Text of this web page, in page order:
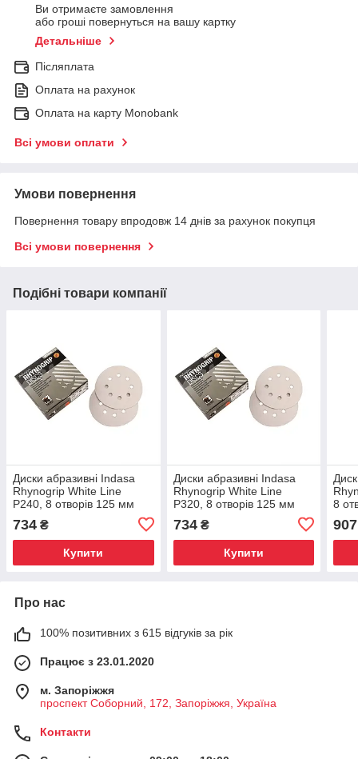
Ви отримаєте замовлення
або гроші повернуться на вашу картку
Детальніше
Післяплата
Оплата на рахунок
Оплата на карту Monobank
Всі умови оплати
Умови повернення
Повернення товару впродовж 14 днів за рахунок покупця
Всі умови повернення
Подібні товари компанії
Диски абразивні Indasa
Rhynogrip White Line
P240, 8 отворів 125 мм
734 ₴
Купити
Диски абразивні Indasa
Rhynogrip White Line
P320, 8 отворів 125 мм
734₴
Купити
8
907
Про нас
100% позитивних з 615 відгуків за рік
Працює з 23.01.2020
м. Запоріжжя
проспект Соборний, 172, Запоріжжя, Україна
Контакти